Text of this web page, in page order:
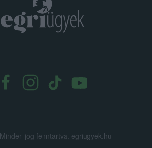
Minden jog fenntartva. egriugyek.hu